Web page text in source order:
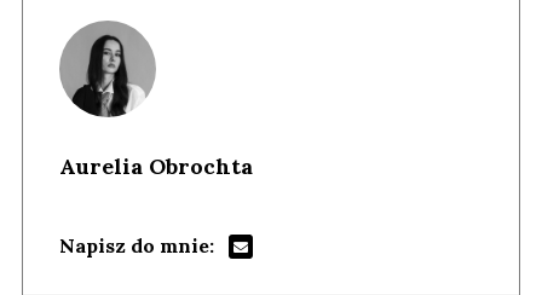
Aurelia Obrochta
Napisz do mnie: